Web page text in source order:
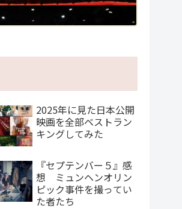
2025年に見た日本公開
映画を全部ベストラン
キングしてみた
『セプテンバー５』感
想 ミュンヘンオリン
ピック事件を撮ってい
た者たち